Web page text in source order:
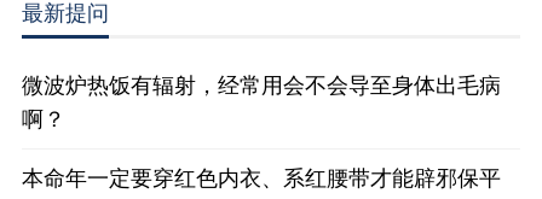
最新提问
微波炉热饭有辐射，经常用会不会导至身体出毛病
啊？
本命年一定要穿红色内衣、系红腰带才能辟邪保平